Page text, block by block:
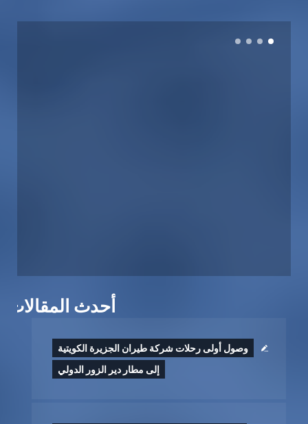
أحدث المقالات
وصول أولى رحلات شركة طيران الجزيرة الكويتية
إلى مطار دير الزور الدولي